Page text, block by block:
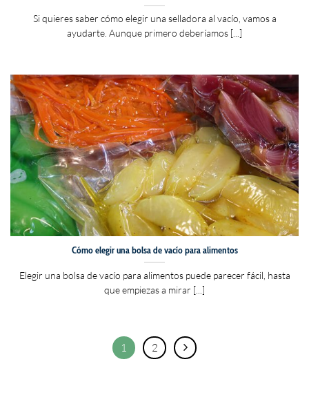
Si quieres saber cómo elegir una selladora al vacío, vamos a
ayudarte. Aunque primero deberíamos [...]
Cómo elegir una bolsa de vacío para alimentos
Elegir una bolsa de vacío para alimentos puede parecer fácil, hasta
que empiezas a mirar [...]
1 2